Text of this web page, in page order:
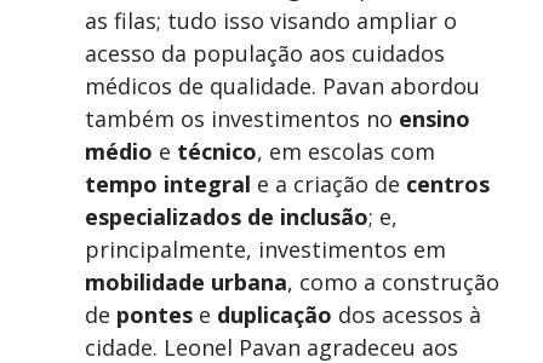
as filas; tudo isso visando ampliar o
acesso da população aos cuidados
médicos de qualidade. Pavan abordou
também os investimentos no ensino
médio e técnico, em escolas com
tempo integral e a criação de centros
especializados de inclusão; e,
principalmente, investimentos em
mobilidade urbana, como a construção
de pontes e duplicação dos acessos à
cidade. Leonel Pavan agradeceu aos